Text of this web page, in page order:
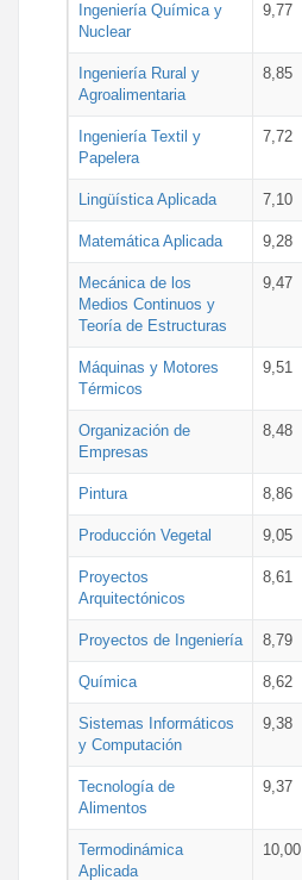
Ingeniería Química y
Nuclear
9,77
Ingeniería Rural y
Agroalimentaria
8,85
Ingeniería Textil y
Papelera
7,72
Lingüística Aplicada 7,10
Matemática Aplicada 9,28
Mecánica de los
Medios Continuos y
Teoría de Estructuras
9,47
Máquinas y Motores
Térmicos
9,51
Organización de
Empresas
8,48
Pintura 8,86
Producción Vegetal 9,05
Proyectos
Arquitectónicos
8,61
Proyectos de Ingeniería 8,79
Química 8,62
Sistemas Informáticos
y Computación
9,38
Tecnología de
Alimentos
9,37
Termodinámica
Aplicada
10,00